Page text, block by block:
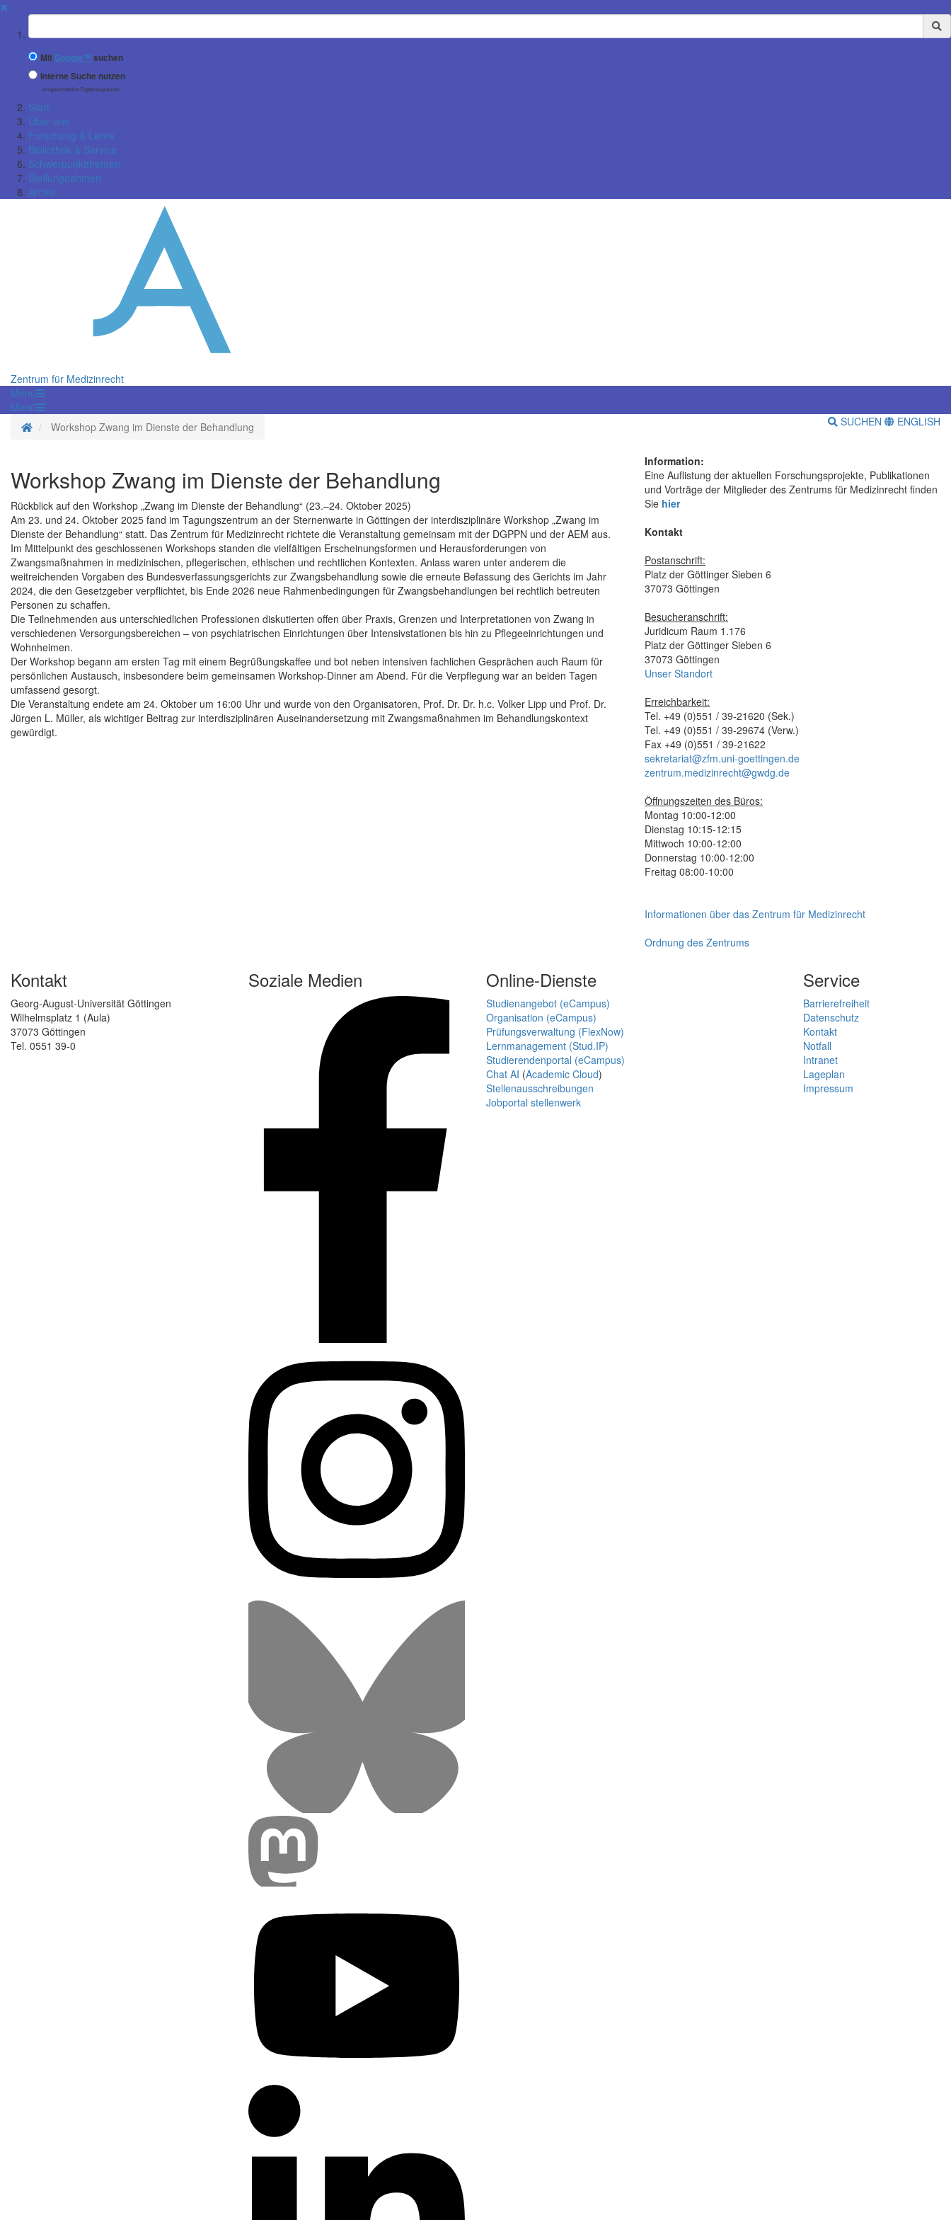
✖
Suchbegriff
Mit Google™ suchen
Interne Suche nutzen
(eingeschränkte Ergebnisqualität)
Start
Über uns
Forschung & Lehre
Bibliothek & Service
Schwerpunktthemen
Stellungnahmen
Archiv
Zentrum für Medizinrecht
Menü
Menü
Startseite
Workshop Zwang im Dienste der Behandlung SUCHEN ENGLISH
Workshop Zwang im Dienste der Behandlung
Rückblick auf den Workshop „Zwang im Dienste der Behandlung“ (23.–24. Oktober 2025)
Am 23. und 24. Oktober 2025 fand im Tagungszentrum an der Sternenwarte in Göttingen der interdisziplinäre Workshop „Zwang im
Dienste der Behandlung“ statt. Das Zentrum für Medizinrecht richtete die Veranstaltung gemeinsam mit der DGPPN und der AEM aus.
Im Mittelpunkt des geschlossenen Workshops standen die vielfältigen Erscheinungsformen und Herausforderungen von
Zwangsmaßnahmen in medizinischen, pflegerischen, ethischen und rechtlichen Kontexten. Anlass waren unter anderem die
weitreichenden Vorgaben des Bundesverfassungsgerichts zur Zwangsbehandlung sowie die erneute Befassung des Gerichts im Jahr
2024, die den Gesetzgeber verpflichtet, bis Ende 2026 neue Rahmenbedingungen für Zwangsbehandlungen bei rechtlich betreuten
Personen zu schaffen.
Die Teilnehmenden aus unterschiedlichen Professionen diskutierten offen über Praxis, Grenzen und Interpretationen von Zwang in
verschiedenen Versorgungsbereichen – von psychiatrischen Einrichtungen über Intensivstationen bis hin zu Pflegeeinrichtungen und
Wohnheimen.
Der Workshop begann am ersten Tag mit einem Begrüßungskaffee und bot neben intensiven fachlichen Gesprächen auch Raum für
persönlichen Austausch, insbesondere beim gemeinsamen Workshop-Dinner am Abend. Für die Verpflegung war an beiden Tagen
umfassend gesorgt.
Die Veranstaltung endete am 24. Oktober um 16:00 Uhr und wurde von den Organisatoren, Prof. Dr. Dr. h.c. Volker Lipp und Prof. Dr.
Jürgen L. Müller, als wichtiger Beitrag zur interdisziplinären Auseinandersetzung mit Zwangsmaßnahmen im Behandlungskontext
gewürdigt.
Information:
Eine Auflistung der aktuellen Forschungsprojekte, Publikationen
und Vorträge der Mitglieder des Zentrums für Medizinrecht finden
Sie hier
Kontakt
Postanschrift:
Platz der Göttinger Sieben 6
37073 Göttingen
Besucheranschrift:
Juridicum Raum 1.176
Platz der Göttinger Sieben 6
37073 Göttingen
Unser Standort
Erreichbarkeit:
Tel. +49 (0)551 / 39-21620 (Sek.)
Tel. +49 (0)551 / 39-29674 (Verw.)
Fax +49 (0)551 / 39-21622
sekretariat@zfm.uni-goettingen.de
zentrum.medizinrecht@gwdg.de
Öffnungszeiten des Büros:
Montag 10:00-12:00
Dienstag 10:15-12:15
Mittwoch 10:00-12:00
Donnerstag 10:00-12:00
Freitag 08:00-10:00
Informationen über das Zentrum für Medizinrecht
Ordnung des Zentrums
Kontakt
Georg-August-Universität Göttingen
Wilhelmsplatz 1 (Aula)
37073 Göttingen
Tel. 0551 39-0
Soziale Medien Online-Dienste
Studienangebot (eCampus)
Organisation (eCampus)
Prüfungsverwaltung (FlexNow)
Lernmanagement (Stud.IP)
Studierendenportal (eCampus)
Chat AI (Academic Cloud)
Stellenausschreibungen
Jobportal stellenwerk
Service
Barrierefreiheit
Datenschutz
Kontakt
Notfall
Intranet
Lageplan
Impressum